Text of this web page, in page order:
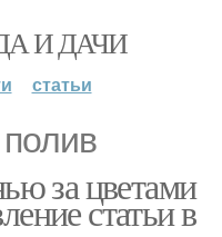
И ДАЧИ
статьи
за цветами
статьи в